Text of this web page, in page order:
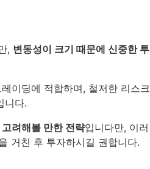
, 변동성이 크기 때문에 신중한 투
이딩에 적합하며, 철저한 리스크
니다.
려해볼 만한 전략입니다만, 이러
거친 후 투자하시길 권합니다.